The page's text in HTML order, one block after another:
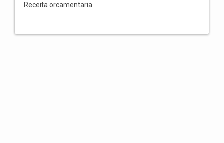
Receita orcamentaria